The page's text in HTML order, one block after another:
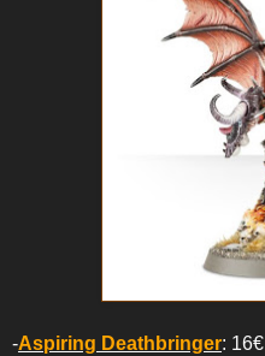
-Aspiring Deathbringer: 16€